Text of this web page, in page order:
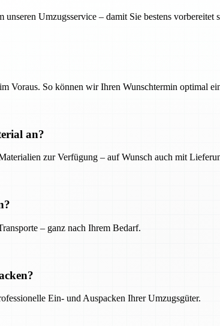
Umzugsservice – damit Sie bestens vorbereitet
Voraus. So können wir Ihren Wunschtermin optimal
an?
zur Verfügung – auf Wunsch auch mit
– ganz nach Ihrem Bedarf.
Ein- und Auspacken Ihrer Umzugsgüter.